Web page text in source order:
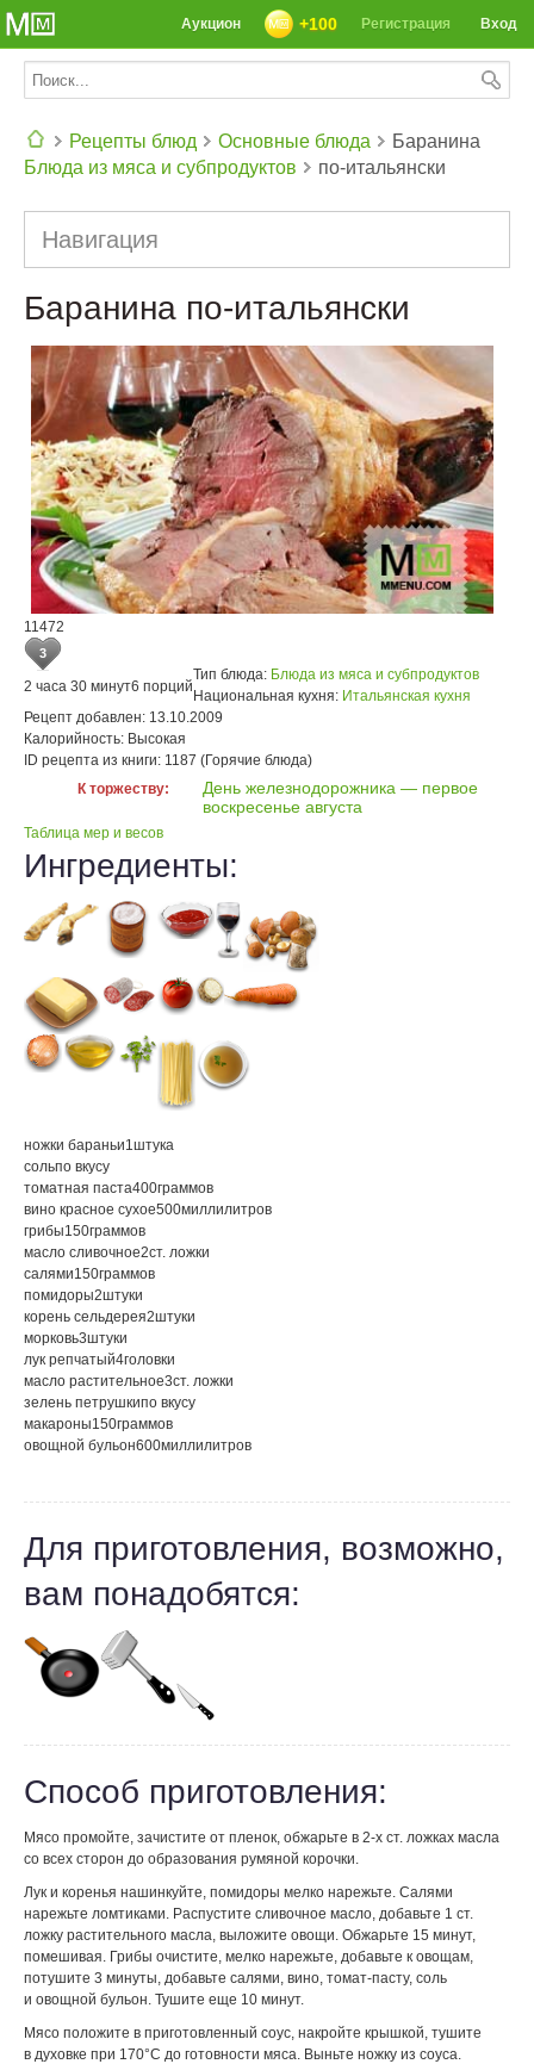
Вход
Регистрация
+100
Аукцион
Рецепты блюд
Основные блюда
Блюда из мяса и субпродуктов
Баранина
по-итальянски
Навигация
Баранина по-итальянски
11472
3
2 часа 30 минут6 порций
Тип блюда: Блюда из мяса и субпродуктов
Национальная кухня: Итальянская кухня
Рецепт добавлен: 13.10.2009
Калорийность: Высокая
ID рецепта из книги: 1187 (Горячие блюда)
К торжеству:
День железнодорожника — первое
воскресенье августа
Таблица мер и весов
Ингредиенты:
ножки бараньи1 штука
сольпо вкусу
томатная паста400граммов
вино красное сухое500миллилитров
грибы150граммов
масло сливочное2ст. ложки
салями150граммов
помидоры2штуки
корень сельдерея2штуки
морковь3штуки
лук репчатый4головки
масло растительное3ст. ложки
зелень петрушкипо вкусу
макароны150граммов
овощной бульон600миллилитров
Для приготовления, возможно,
вам понадобятся:
Способ приготовления:
Мясо промойте, зачистите от пленок, обжарьте в 2-х ст. ложках масла
со всех сторон до образования румяной корочки.
Лук и коренья нашинкуйте, помидоры мелко нарежьте. Салями
нарежьте ломтиками. Распустите сливочное масло, добавьте 1 ст.
ложку растительного масла, выложите овощи. Обжарьте 15 минут,
помешивая. Грибы очистите, мелко нарежьте, добавьте к овощам,
потушите 3 минуты, добавьте салями, вино, томат-пасту, соль
и овощной бульон. Тушите еще 10 минут.
Мясо положите в приготовленный соус, накройте крышкой, тушите
в духовке при 170°С до готовности мяса. Выньте ножку из соуса.